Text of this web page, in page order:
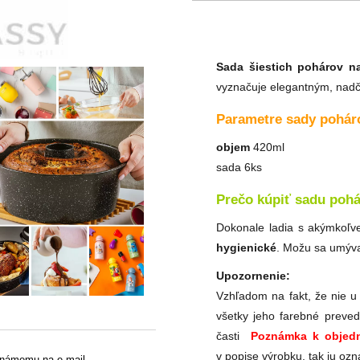
Sada šiestich pohárov
vyznačuje elegantným,
Parametre sady
objem 420ml
sada 6ks
Prečo kúpiť sadu
Dokonale ladia s
hygienické . Možu sa
Upozornenie:
Vzhľadom na fakt, že nie
všetky jeho farebné
časti Poznámka k
v popise výrobku, tak ju